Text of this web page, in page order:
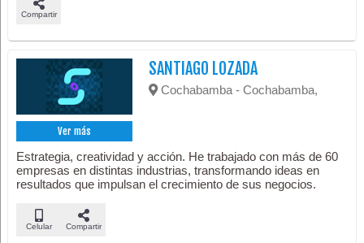
Compartir
Ver más
SANTIAGO LOZADA
Cochabamba - Cochabamba,
Estrategia, creatividad y acción. He trabajado con más de 60
empresas en distintas industrias, transformando ideas en
resultados que impulsan el crecimiento de sus negocios.
Celular Compartir